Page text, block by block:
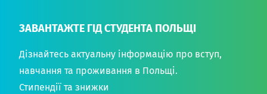
ЗАВАНТАЖТЕ ГІД СТУДЕНТА ПОЛЬЩІ
Дізнайтесь актуальну інформацію про вступ,
навчання та проживання в Польщі.
Стипендії та знижки